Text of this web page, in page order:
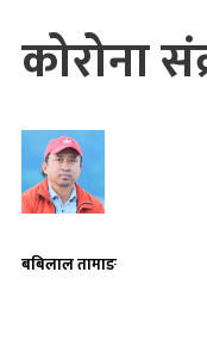
कोरोना
बबिलाल तामाङ